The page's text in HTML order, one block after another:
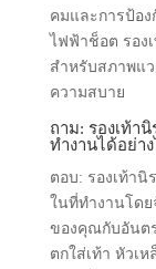
คมและการป้อง
ไฟฟ้าช็อต รอง
สําหรับสภาพแ
ความสบาย
ถาม: รองเท้า
ทํางานได้อย่าง
ตอบ: รองเท้า
ในที่ทํางานโดย
ของคุณกับอันต
ตกใส่เท้า หัวเ